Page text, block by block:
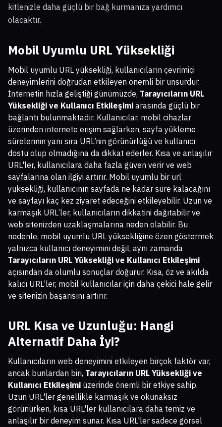
kitlenizle daha güçlü bir bağ kurmanıza yardımcı
olacaktır.
Mobil Uyumlu URL Yüksekliği
Mobil uyumlu URL yüksekliği, kullanıcıların çevrimiçi
deneyimlerini doğrudan etkileyen önemli bir unsurdur.
İnternetin hızla geliştiği günümüzde, Tarayıcıların URL
Yüksekliği ve Kullanıcı Etkileşimi arasında güçlü bir
bağlantı bulunmaktadır. Kullanıcılar, mobil cihazlar
üzerinden internete erişim sağlarken, sayfa yükleme
sürelerinin yanı sıra URL’nin görünürlüğü ve kullanıcı
dostu olup olmadığına da dikkat ederler. Kısa ve anlaşılır
URL'ler, kullanıcılara daha fazla güven verir ve web
sayfalarına olan ilgiyi artırır. Mobil uyumlu bir url
yüksekliği, kullanıcının sayfada ne kadar süre kalacağını
ve sayfayı kaç kez ziyaret edeceğini etkileyebilir. Uzun ve
karmaşık URL’ler, kullanıcıların dikkatini dağıtabilir ve
web sitenizden uzaklaşmalarına neden olabilir. Bu
nedenle, mobil uyumlu URL yüksekliğine özen göstermek
yalnızca kullanıcı deneyimini değil, aynı zamanda
Tarayıcıların URL Yüksekliği ve Kullanıcı Etkileşimi
açısından da olumlu sonuçlar doğurur. Kısa, öz ve akılda
kalıcı URL’ler, mobil kullanıcılar için daha çekici hale gelir
ve sitenizin başarısını artırır.
URL Kısa ve Uzunluğu: Hangi
Alternatif Daha İyi?
Kullanıcıların web deneyimini etkileyen birçok faktör var,
ancak bunlardan biri, Tarayıcıların URL Yüksekliği ve
Kullanıcı Etkileşimi üzerinde önemli bir etkiye sahip.
Uzun URL'ler genellikle karmaşık ve okunaksız
görünürken, kısa URL'ler kullanıcılara daha temiz ve
anlaşılır bir deneyim sunar. Kısa URL'ler sadece görsel